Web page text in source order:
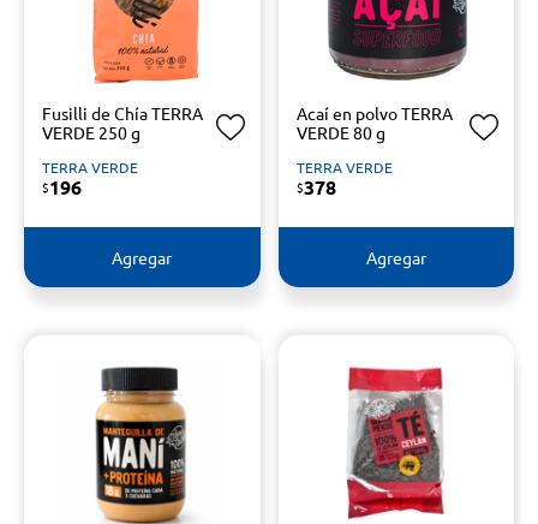
Fusilli de Chía TERRA
VERDE 250 g
TERRA VERDE
$196
Agregar
Acaí en polvo TERRA
VERDE 80 g
TERRA VERDE
$378
Agregar